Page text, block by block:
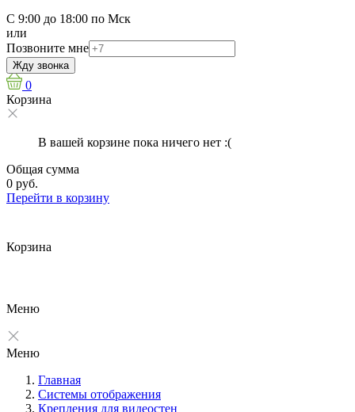
С 9:00 до 18:00 по Мск
или
Позвоните мне
Жду звонка
0
Корзина
В вашей корзине пока ничего нет :(
Общая сумма
0 руб.
Перейти в корзину
Корзина
Меню
Меню
Главная
Системы отображения
Крепления для видеостен